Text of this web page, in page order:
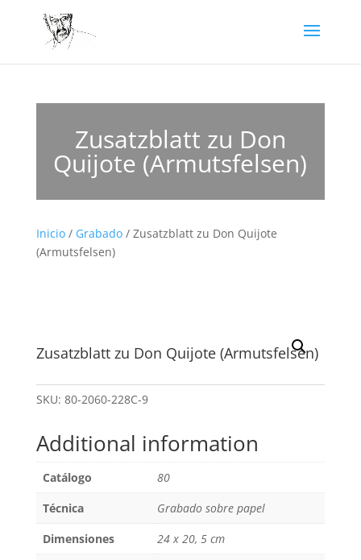
Zusatzblatt zu Don
Quijote (Armutsfelsen)
Inicio/ Grabado/ Zusatzblatt zu Don Quijote
(Armutsfelsen)
Zusatzblatt zu Don Quijote (Armutsfelsen)
SKU: 80-2060-228C-9
Additional information
Catálogo
80
Técnica
Grabado sobre papel
Dimensiones
24 x 20, 5 cm